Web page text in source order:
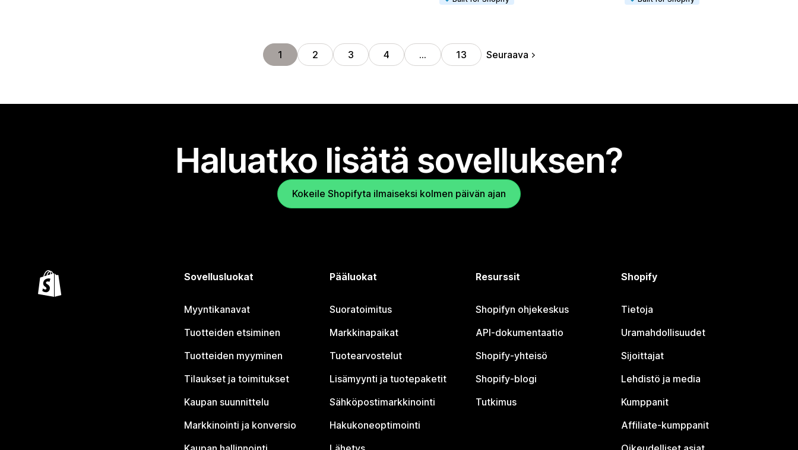
1 2 3 4 … 13 Seuraava
Haluatko lisätä sovelluksen?
Kokeile Shopifyta ilmaiseksi kolmen päivän ajan
Sovellusluokat
Myyntikanavat
Tuotteiden etsiminen
Tuotteiden myyminen
Tilaukset ja toimitukset
Kaupan suunnittelu
Markkinointi ja konversio
Pääluokat
Suoratoimitus
Markkinapaikat
Tuotearvostelut
Lisämyynti ja tuotepaketit
Sähköpostimarkkinointi
Hakukoneoptimointi
Resurssit
Shopifyn ohjekeskus
API-dokumentaatio
Shopify-yhteisö
Shopify-blogi
Tutkimus
Shopify
Tietoja
Uramahdollisuudet
Sijoittajat
Lehdistö ja media
Kumppanit
Affiliate-kumppanit